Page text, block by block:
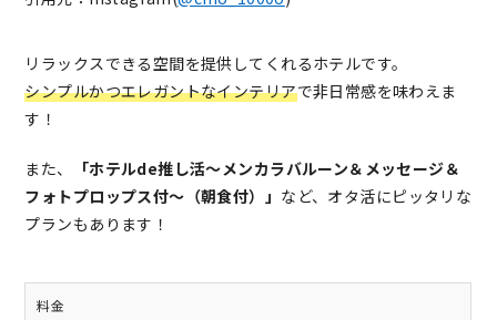
リラックスできる空間を提供してくれるホテルです。
シンプルかつエレガントなインテリアで非日常感を味わえま
す！
また、
「ホテルde推し活〜メンカラバルーン＆メッセージ＆
フォトプロップス付〜（朝食付）」 など、オタ活にピッタリな
プランもあります！
料金